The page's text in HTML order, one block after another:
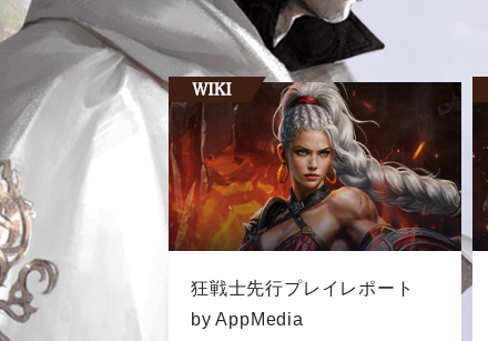
狂戦士先行プレイレポート
by AppMedia